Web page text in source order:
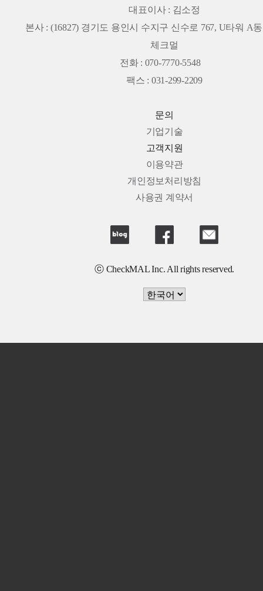
대표이사 : 김소정
본사 : (16827) 경기도 용인시 수지구 신수로 767, U타워 A
체크멀
전화 : 070-7770-5548
팩스 : 031-299-2209
문의
기업기술
고객지원
이용약관
개인정보처리방침
사용권 계약서
ⓒ CheckMAL Inc. All rights reserved.